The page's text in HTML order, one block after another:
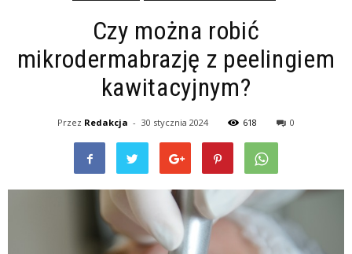
Czy można robić
mikrodermabrazję z peelingiem
kawitacyjnym?
Przez Redakcja - 30 stycznia 2024 618 0